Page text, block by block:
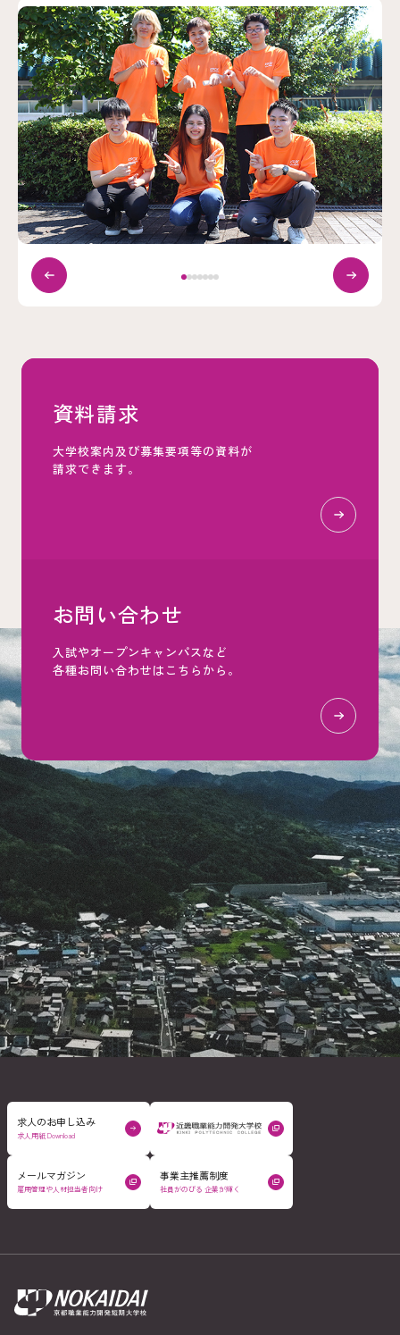
資料請求
大学校案内及び募集要項等の資料が
請求できます。
お問い合わせ
入試やオープンキャンパスなど
各種お問い合わせはこちらから。
求人のお申し込み
求人用紙 Download
メールマガジン
雇用管理や人材担当者向け
事業主推薦制度
社員がのびる 企業が輝く